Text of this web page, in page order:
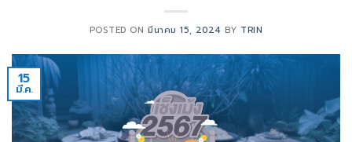
POSTED ONมีนาคม 15, 2024 BY TRIN
15
มี.ค.